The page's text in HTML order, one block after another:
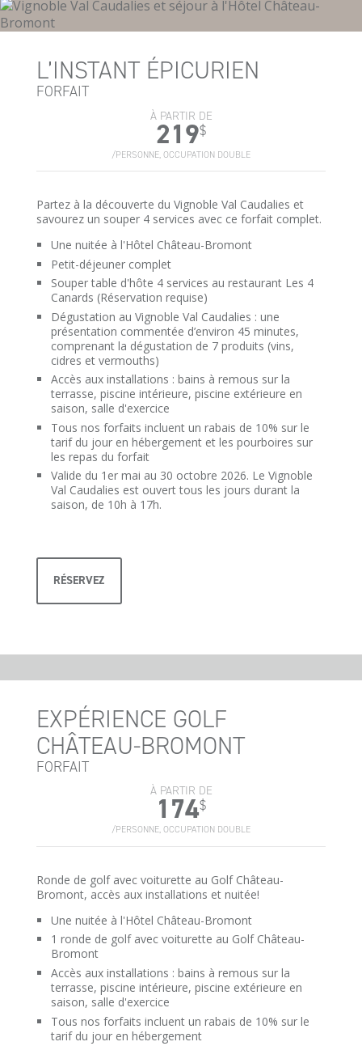
L’INSTANT ÉPICURIEN
FORFAIT
À PARTIR DE
219$
/PERSONNE, OCCUPATION DOUBLE
Partez à la découverte du Vignoble Val Caudalies et
savourez un souper 4 services avec ce forfait complet.
Une nuitée à l'Hôtel Château-Bromont
Petit-déjeuner complet
Souper table d'hôte 4 services au restaurant Les 4
Canards (Réservation requise)
Dégustation au Vignoble Val Caudalies : une
présentation commentée d’environ 45 minutes,
comprenant la dégustation de 7 produits (vins,
cidres et vermouths)
Accès aux installations : bains à remous sur la
terrasse, piscine intérieure, piscine extérieure en
saison, salle d'exercice
Tous nos forfaits incluent un rabais de 10% sur le
tarif du jour en hébergement et les pourboires sur
les repas du forfait
Valide du 1er mai au 30 octobre 2026. Le Vignoble
Val Caudalies est ouvert tous les jours durant la
saison, de 10h à 17h.
RÉSERVEZ
EXPÉRIENCE GOLF
CHÂTEAU-BROMONT
FORFAIT
À PARTIR DE
174$
/PERSONNE, OCCUPATION DOUBLE
Ronde de golf avec voiturette au Golf Château-
Bromont, accès aux installations et nuitée!
Une nuitée à l'Hôtel Château-Bromont
1 ronde de golf avec voiturette au Golf Château-
Bromont
Accès aux installations : bains à remous sur la
terrasse, piscine intérieure, piscine extérieure en
saison, salle d'exercice
Tous nos forfaits incluent un rabais de 10% sur le
tarif du jour en hébergement